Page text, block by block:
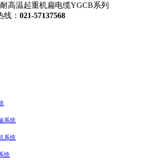
耐高温起重机扁电缆YGCB系列
线： 021-57137568
系统
系统
统